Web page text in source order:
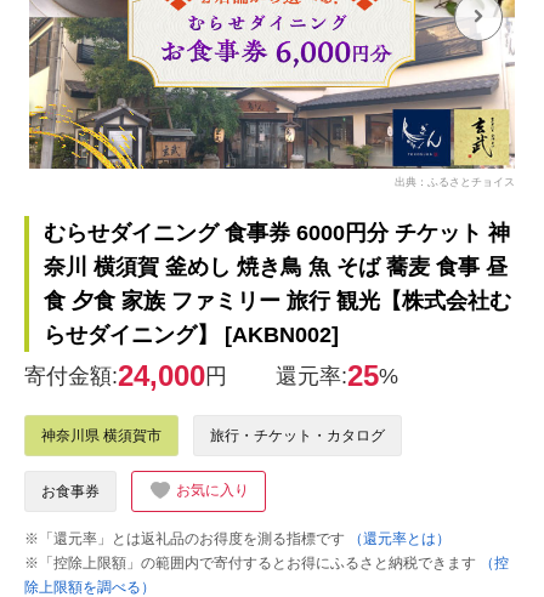
出典：ふるさとチョイス
むらせダイニング 食事券 6000円分 チケット 神
奈川 横須賀 釜めし 焼き鳥 魚 そば 蕎麦 食事 昼
食 夕食 家族 ファミリー 旅行 観光【株式会社む
らせダイニング】 [AKBN002]
寄付金額:24,000円 還元率:25%
神奈川県 横須賀市 旅行・チケット・カタログ
お食事券 お気に入り
※「還元率」とは返礼品のお得度を測る指標です
（還元率とは）
※「控除上限額」の範囲内で寄付するとお得にふるさと納税できます
（控
除上限額を調べる）